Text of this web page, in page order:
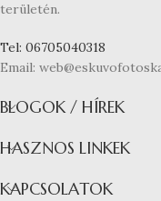
területén.
Tel: 06705040318
Email:
BLOGOK / HÍREK
HASZNOS LINKEK
KAPCSOLATOK